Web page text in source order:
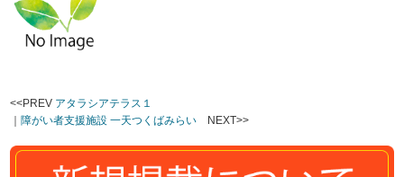
<<PREV アタラシアテラス１
｜障がい者支援施設 一天つくばみらい NEXT>>